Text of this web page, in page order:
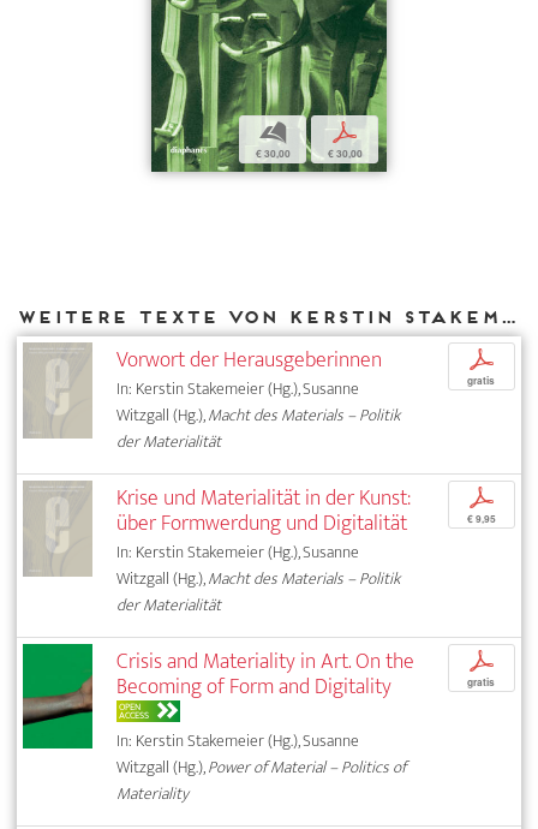
b
€ 30,00
p
€ 30,00
Weitere Texte von Kerstin Stakemeier bei DIAPHANES
Vorwort der Herausgeberinnen
In: Kerstin Stakemeier (Hg.), Susanne
Witzgall (Hg.),Macht des Materials – Politik
der Materialität
p
gratis
Krise und Materialität in der Kunst:
über Formwerdung und Digitalität
In: Kerstin Stakemeier (Hg.), Susanne
Witzgall (Hg.),Macht des Materials – Politik
der Materialität
p
€ 9,95
Crisis and Materiality in Art. On the
Becoming of Form and Digitality
OPEN
ACCESS
In: Kerstin Stakemeier (Hg.), Susanne
Witzgall (Hg.),Power of Material – Politics of
Materiality
p
gratis